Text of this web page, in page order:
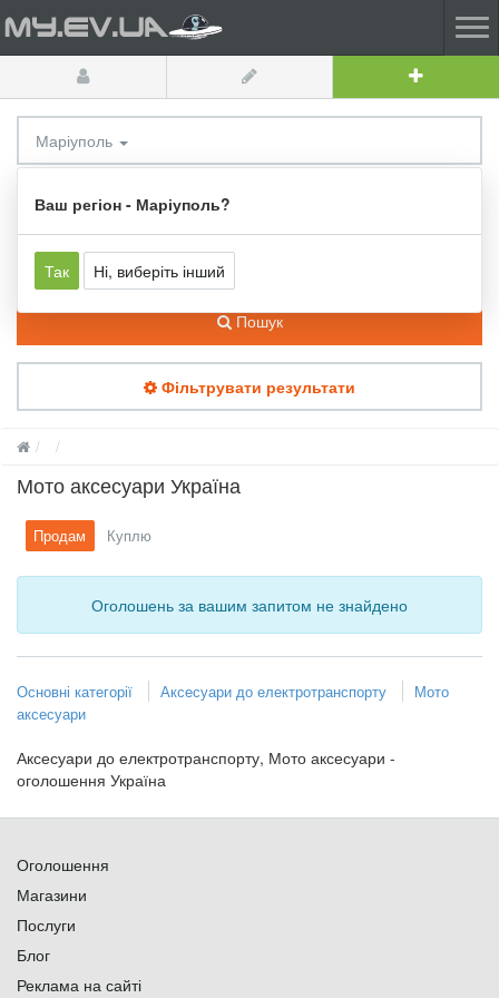
Маріуполь
Ваш регіон - Маріуполь?
Так Ні, виберіть інший
Мото аксесуари
Пошук
Фільтрувати результати
Мото аксесуари Україна
Продам Куплю
Оголошень за вашим запитом не знайдено
Основні категорії Аксесуари до електротранспорту
Мото
аксесуари
Аксесуари до електротранспорту, Мото аксесуари -
оголошення Україна
Оголошення
Магазини
Послуги
Блог
Реклама на сайті